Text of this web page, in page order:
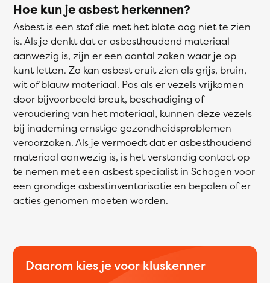
Hoe kun je asbest herkennen?
Asbest is een stof die met het blote oog niet te zien
is. Als je denkt dat er asbesthoudend materiaal
aanwezig is, zijn er een aantal zaken waar je op
kunt letten. Zo kan asbest eruit zien als grijs, bruin,
wit of blauw materiaal. Pas als er vezels vrijkomen
door bijvoorbeeld breuk, beschadiging of
veroudering van het materiaal, kunnen deze vezels
bij inademing ernstige gezondheidsproblemen
veroorzaken. Als je vermoedt dat er asbesthoudend
materiaal aanwezig is, is het verstandig contact op
te nemen met een asbest specialist in Schagen voor
een grondige asbestinventarisatie en bepalen of er
acties genomen moeten worden.
Daarom kies je voor kluskenner